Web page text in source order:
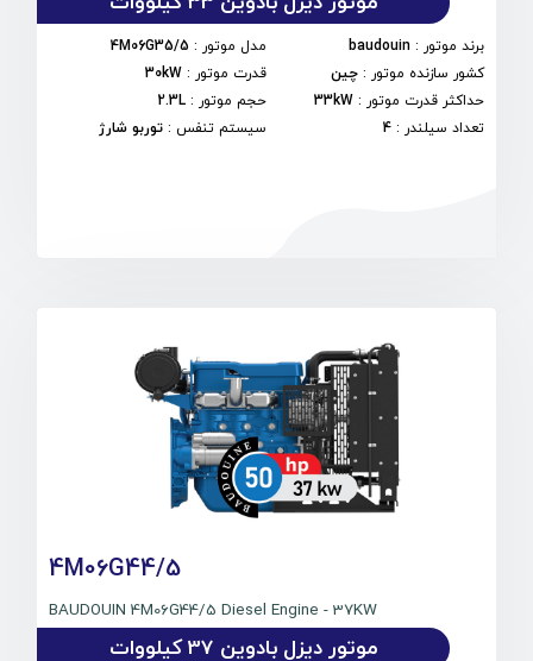
برند موتور :
baudouin مدل موتور :
4M06G35/5
کشور سازنده موتور : چین قدرت موتور :
30kW
حداکثر قدرت موتور :
33kW حجم موتور :
2.3L
تعداد سیلندر :
4 سیستم تنفس : توربو شارژ
4M06G44/5
BAUDOUIN 4M06G44/5 Diesel Engine - 37KW
موتور دیزل بادوین 37 کیلووات